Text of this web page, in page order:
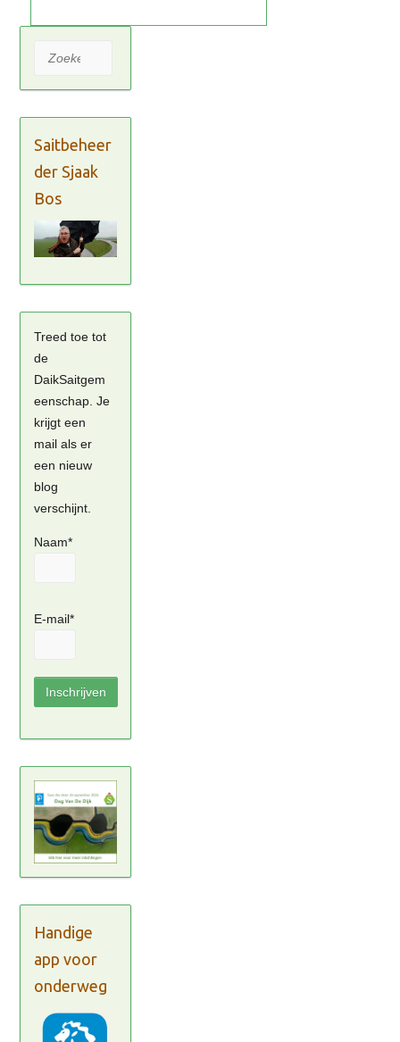
Zoeken
Saitbeheer
der Sjaak
Bos
Treed toe tot
de
DaikSaitgem
eenschap. Je
krijgt een
mail als er
een nieuw
blog
verschijnt.
Naam*
E-mail*
Handige
app voor
onderweg